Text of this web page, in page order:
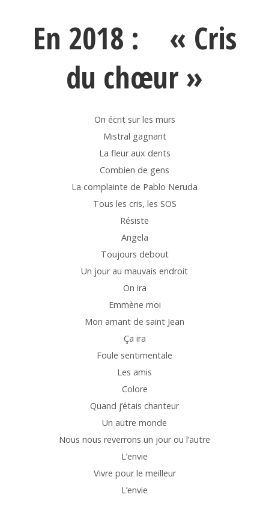
En 2018 : « Cris
du chœur »
On écrit sur les murs
Mistral gagnant
La fleur aux dents
Combien de gens
La complainte de Pablo Neruda
Tous les cris, les SOS
Résiste
Angela
Toujours debout
Un jour au mauvais endroit
On ira
Emmène moi
Mon amant de saint Jean
Ça ira
Foule sentimentale
Les amis
Colore
Quand j’étais chanteur
Un autre monde
Nous nous reverrons un jour ou l’autre
L’envie
Vivre pour le meilleur
L’envie